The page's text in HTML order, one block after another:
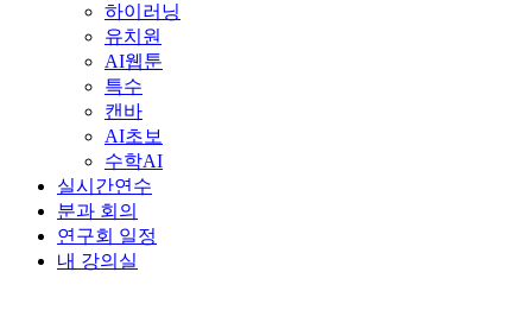
하이러닝
유치원
AI웹툰
특수
캔바
AI초보
수학AI
실시간연수
분과 회의
연구회 일정
내 강의실